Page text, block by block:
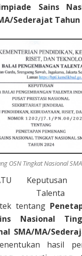
Sains
Sederajat Tahun
OSN Tingkat Nasional
Keputusan
Talenta
tentang
Nasional
SMA/MA/
hasil